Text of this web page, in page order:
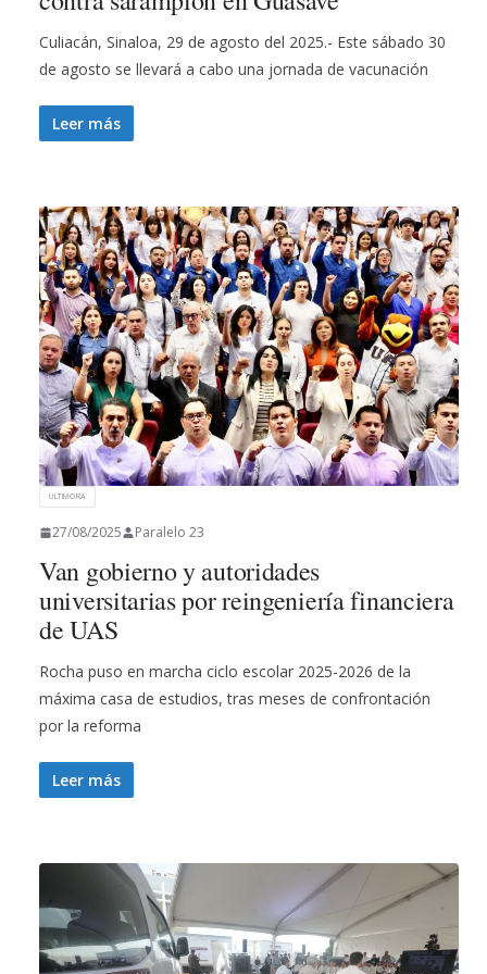
Culiacán, Sinaloa, 29 de agosto del 2025.- Este sábado 30
de agosto se llevará a cabo una jornada de vacunación
Leer más
ULTIMORA
27/08/2025 Paralelo 23
Van gobierno y autoridades
universitarias por reingeniería financiera
de UAS
Rocha puso en marcha ciclo escolar 2025-2026 de la
máxima casa de estudios, tras meses de confrontación
por la reforma
Leer más